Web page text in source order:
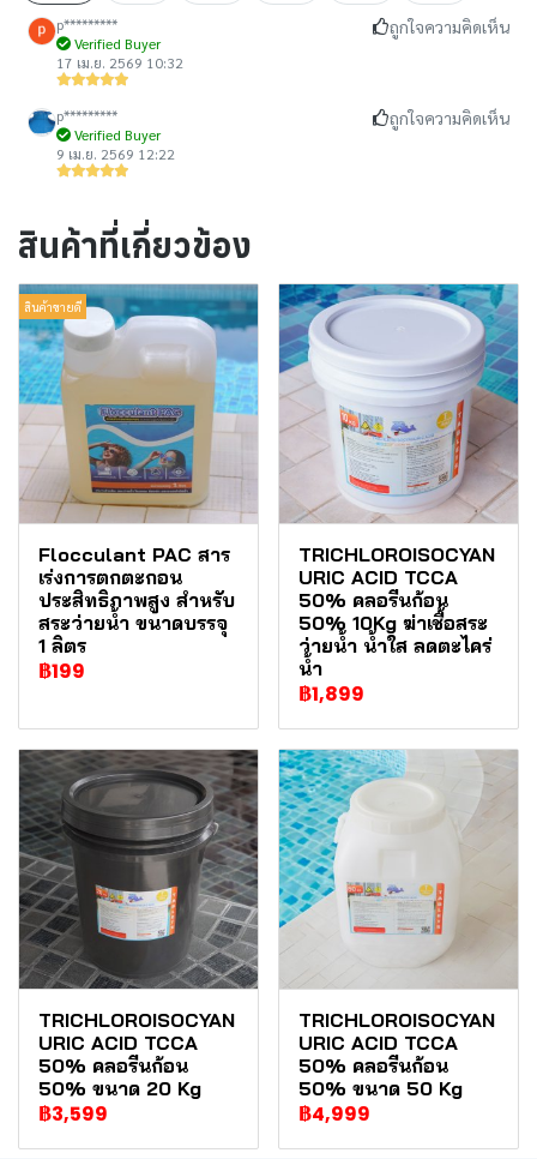
p*********
Verified Buyer
17 เม.ย. 2569 10:32
ถูกใจความคิดเห็น
p*********
Verified Buyer
9 เม.ย. 2569 12:22
ถูกใจความคิดเห็น
สินค้าที่เกี่ยวข้อง
สินค้าขายดี
Flocculant PAC สาร
เร่งการตกตะกอน
ประสิทธิภาพสูง สำหรับ
สระว่ายน้ำ ขนาดบรรจุ
1 ลิตร
฿199
TRICHLOROISOCYAN
URIC ACID TCCA
50% คลอรีนก้อน
50% 10Kg ฆ่าเชื้อสระ
ว่ายน้ำ น้ำใส ลดตะไคร่
น้ำ
฿1,899
TRICHLOROISOCYAN
URIC ACID TCCA
50% คลอรีนก้อน
50% ขนาด 20 Kg
฿3,599
TRICHLOROISOCYAN
URIC ACID TCCA
50% คลอรีนก้อน
50% ขนาด 50 Kg
฿4,999